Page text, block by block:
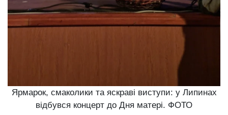
Ярмарок, смаколики та яскраві виступи: у Липинах
відбувся концерт до Дня матері. ФОТО